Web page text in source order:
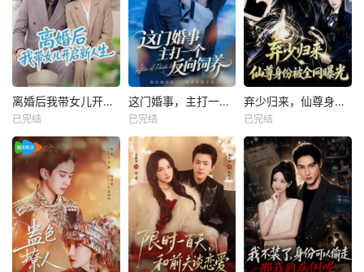
离婚后我带女儿开启新人生
已完结
这门婚事，主打一个反向饲养
已完结
弃少归来，仙尊身份被全网曝光
已完结